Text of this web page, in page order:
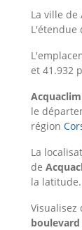
La ville de
L'étendue
et 41.932
Acquaclim
le
région
La
de
la latitude.
Visualisez